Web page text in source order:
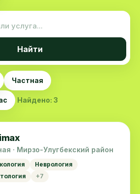
Найти
Частная
Найдено: 3
· Мирзо-Улугбекский район
Неврология
+7